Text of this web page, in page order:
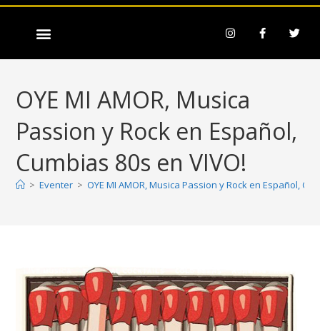
OYE MI AMOR, Musica
Passion y Rock en Español,
Cumbias 80s en VIVO!
> Eventer > OYE MI AMOR, Musica Passion y Rock en Español,